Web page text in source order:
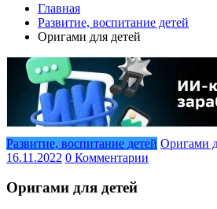
Главная
Развитие, воспитание детей
Оригами для детей
Развитие, воспитание детей Оригами
16.11.2022 0 Комментарии
Оригами для детей